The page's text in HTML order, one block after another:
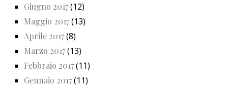
Giugno 2017(12)
Maggio 2017(13)
Aprile 2017(8)
Marzo 2017(13)
Febbraio 2017(11)
Gennaio 2017(11)